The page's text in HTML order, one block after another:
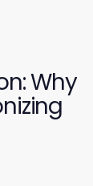
Why